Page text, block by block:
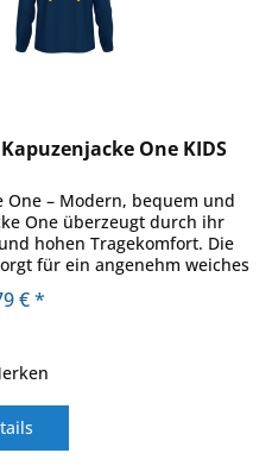
One KIDS
One – Modern, bequem und
One überzeugt durch ihr
hohen Tragekomfort. Die
für ein angenehm weiches
€ *